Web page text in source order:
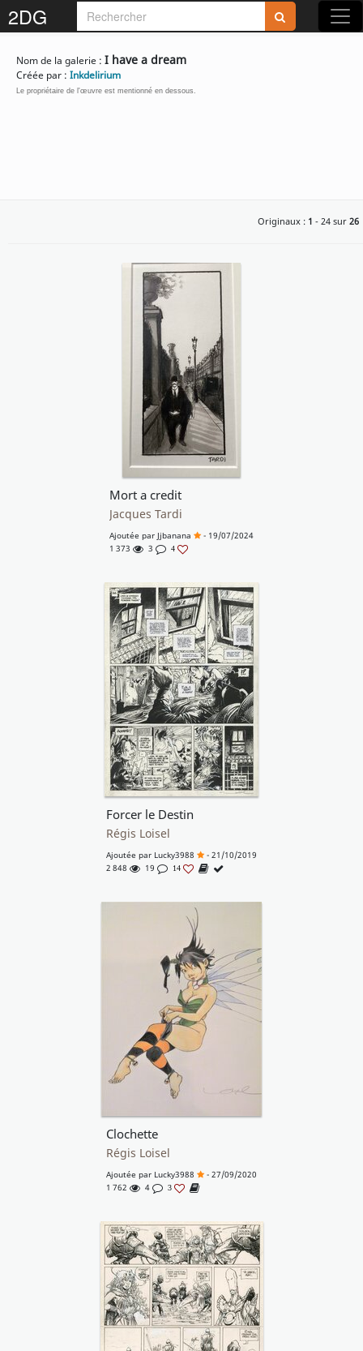
2DG Rejoignez-nous sur 2DG !
S'inscrire
Nom de la galerie : I have a dream
Créée par : Inkdelirium
Le propriétaire de l'œuvre est mentionné en dessous.
Originaux : 1 - 24 sur 26
Mort a credit
Jacques Tardi
Ajoutée par Jjbanana
- 19/07/2024
1 373
3 4
Forcer le Destin
Régis Loisel
Ajoutée par Lucky3988
- 21/10/2019
2 848
19 14
Clochette
Régis Loisel
Ajoutée par Lucky3988
- 27/09/2020
1 762
4 3